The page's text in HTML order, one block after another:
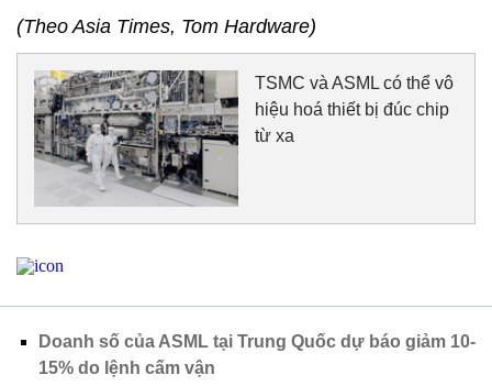
(Theo Asia Times, Tom Hardware)
TSMC và ASML có thể vô
hiệu hoá thiết bị đúc chip
từ xa
Doanh số của ASML tại Trung Quốc dự báo giảm 10-
15% do lệnh cấm vận